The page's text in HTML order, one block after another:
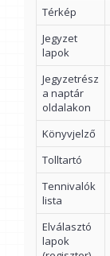
Térkép
Jegyzet
lapok
Jegyzetrész
a naptár
oldalakon
Könyvjelző
Tolltartó
Tennivalók
lista
Elválasztó
lapok